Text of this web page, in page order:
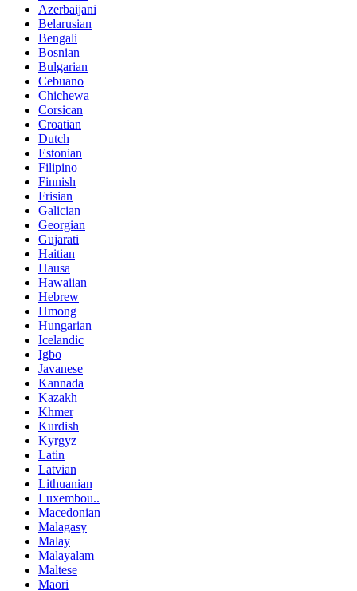
Azerbaijani
Belarusian
Bengali
Bosnian
Bulgarian
Cebuano
Chichewa
Corsican
Croatian
Dutch
Estonian
Filipino
Finnish
Frisian
Galician
Georgian
Gujarati
Haitian
Hausa
Hawaiian
Hebrew
Hmong
Hungarian
Icelandic
Igbo
Javanese
Kannada
Kazakh
Khmer
Kurdish
Kyrgyz
Latin
Latvian
Lithuanian
Luxembou..
Macedonian
Malagasy
Malay
Malayalam
Maltese
Maori